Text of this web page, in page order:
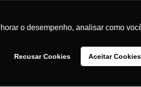
o desempenho, analisar como
Recusar Cookies Aceitar Cookies
e Especialidades